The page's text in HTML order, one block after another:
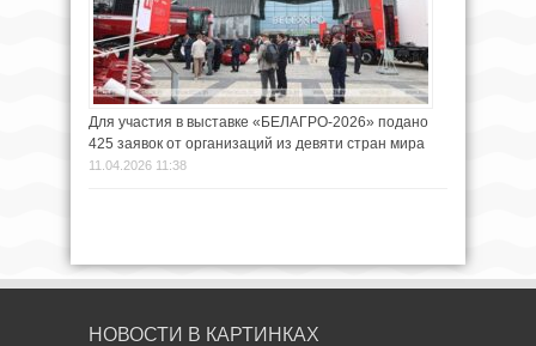
Для участия в выставке «БЕЛАГРО-2026» подано
425 заявок от организаций из девяти стран мира
11.04.2026 11:38
НОВОСТИ В КАРТИНКАХ